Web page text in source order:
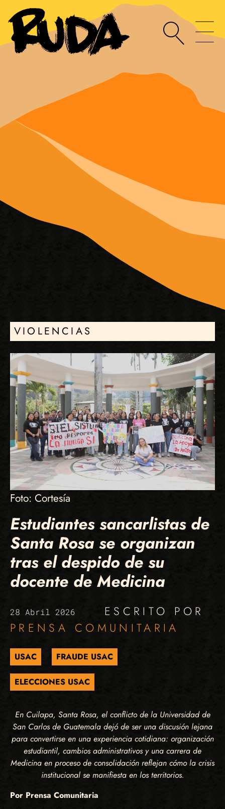
VIOLENCIAS
Foto: Cortesía
Estudiantes sancarlistas de
Santa Rosa se organizan
tras el despido de su
docente de Medicina
28 Abril 2026
ESCRITO POR
PRENSA COMUNITARIA
USAC FRAUDE USAC
ELECCIONES USAC
En Cuilapa, Santa Rosa, el conflicto de la Universidad de
San Carlos de Guatemala dejó de ser una discusión lejana
para convertirse en una experiencia cotidiana: organización
estudiantil, cambios administrativos y una carrera de
Medicina en proceso de consolidación reflejan cómo la crisis
institucional se manifiesta en los territorios.
Por Prensa Comunitaria